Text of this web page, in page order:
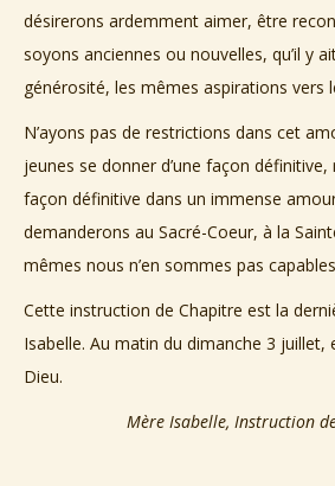
désirerons ardemment aimer, être
soyons anciennes ou nouvelles, qu’il y
générosité, les mêmes aspirations vers
N’ayons pas de restrictions dans cet
jeunes se donner d’une façon définitive,
façon définitive dans un immense
demanderons au Sacré-Coeur, à la
mêmes nous n’en sommes pas
Cette instruction de Chapitre est la
Isabelle. Au matin du dimanche 3 juillet,
Dieu.
Mère Isabelle, Instruction